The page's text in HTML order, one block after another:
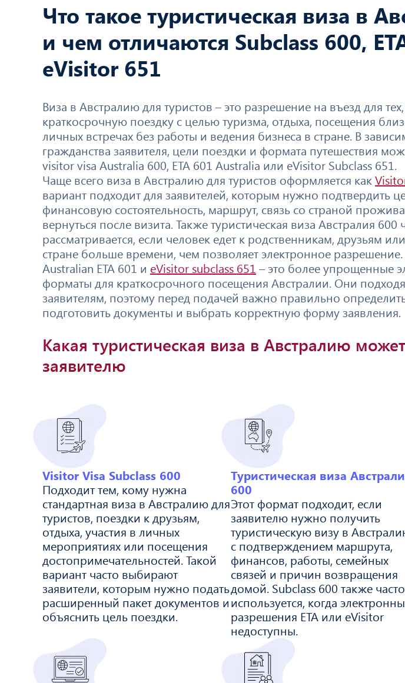
Что такое туристическая виза в
и чем отличаются Subclass 600,
eVisitor 651
Виза в Австралию для туристов – это разрешение на въезд для
краткосрочную поездку с целью туризма, отдыха, посещения
личных встречах без работы и ведения бизнеса в стране. В
гражданства заявителя, цели поездки и формата путешествия
visitor visa Australia 600, ETA 601 Australia или eVisitor Subclass 651.
Чаще всего виза в Австралию для туристов оформляется как
вариант подходит для заявителей, которым нужно подтвердить
финансовую состоятельность, маршрут, связь со страной
вернуться после визита. Также туристическая виза Австралия 600
рассматривается, если человек едет к родственникам, друзьям
стране больше времени, чем позволяет электронное разрешение.
Australian ETA 601 и eVisitor subclass 651 – это более упрощенные
форматы для краткосрочного посещения Австралии. Они
заявителям, поэтому перед подачей важно правильно
подготовить документы и выбрать корректную форму заявления.
Какая туристическая виза в Австралию
заявителю
Visitor Visa Subclass 600
Подходит тем, кому нужна
стандартная виза в Австралию для
туристов, поездки к друзьям,
отдыха, участия в личных
мероприятиях или посещения
достопримечательностей. Такой
вариант часто выбирают
заявители, которым нужно подать
расширенный пакет документов и
объяснить цель поездки.
Туристическая виза
600
Этот формат подходит, если
заявителю нужно получить
туристическую визу в
с подтверждением маршрута,
финансов, работы, семейных
связей и причин возвращения
домой. Subclass 600 также часто
используется, когда
разрешения ETA или eVisitor
недоступны.